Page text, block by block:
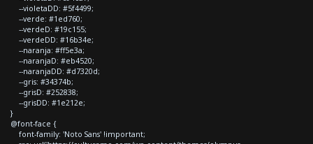
--violetaDD: #5f4499;
--verde: #1ed760;
--verdeD: #19c155;
--verdeDD: #16b34e;
--naranja: #ff5e3a;
--naranjaD: #eb4520;
--naranjaDD: #d7320d;
--gris: #34374b;
--grisD: #252838;
--grisDD: #1e212e;
}
@font-face {
font-family: 'Noto Sans' !important;